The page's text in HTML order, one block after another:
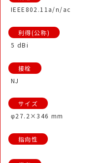
IEEE802.11a/n/ac
5 dBi
NJ
φ27.2×346 mm